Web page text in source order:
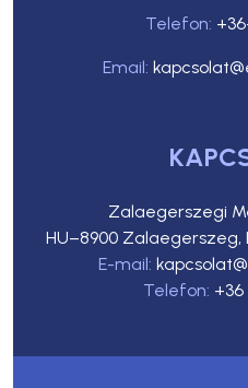
Telefon:
Email:
Zalaegerszegi
HU–8900 Zalaegerszeg,
E-mail:
Telefon: +36